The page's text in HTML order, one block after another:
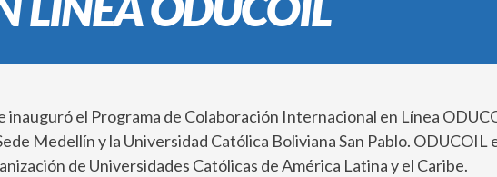
inauguró el Programa de Colaboración Internacional en Línea
Medellín y la Universidad Católica Boliviana San Pablo. ODUCOIL
de Universidades Católicas de América Latina y el Caribe.